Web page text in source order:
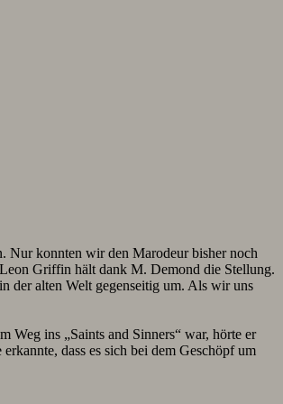
Nur konnten wir den Marodeur bisher noch
Griffin hält dank M. Demond die Stellung.
der alten Welt gegenseitig um. Als wir uns
Weg ins „Saints and Sinners“ war, hörte er
dass es sich bei dem Geschöpf um